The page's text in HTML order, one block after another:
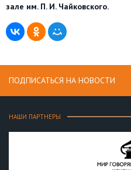
зале им. П. И. Чайковского.
ПОДПИСАТЬСЯ НА НОВОСТИ
НАШИ ПАРТНЕРЫ